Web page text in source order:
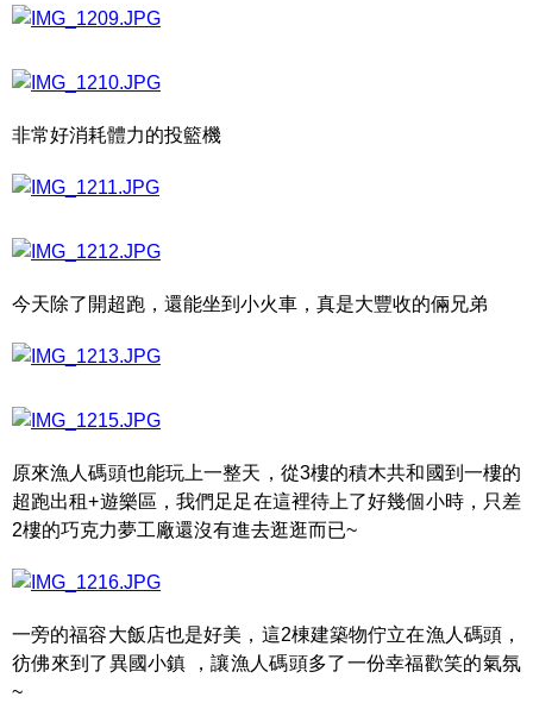
非常好消耗體力的投籃機
今天除了開超跑，還能坐到小火車，真是大豐收的倆兄弟
原來漁人碼頭也能玩上一整天，從3樓的積木共和國到一樓的
超跑出租+遊樂區，我們足足在這裡待上了好幾個小時，只差
2樓的巧克力夢工廠還沒有進去逛逛而已~
一旁的福容大飯店也是好美，這2棟建築物佇立在漁人碼頭，
彷佛來到了異國小鎮 ，讓漁人碼頭多了一份幸福歡笑的氣氛
~